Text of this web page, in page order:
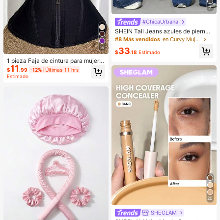
5
1 pieza Faja de cintura para mujer p
ara entrenamiento fitness, danza, y
oga y deportes, cinturón de cintura
$11 .99 -12% Últimas 11 hrs
Estimado
7
#ChicaUrbana
SHEIN Tall Jeans azules de pierna
ancha para mujer, casuales y versá
tiles, con bolsillos y botones, para u
so diario, desplazamientos y salida
#8 Más vendidos en Curvy Mujer Denim
$33.18 Estimado
20
SHEGLAM